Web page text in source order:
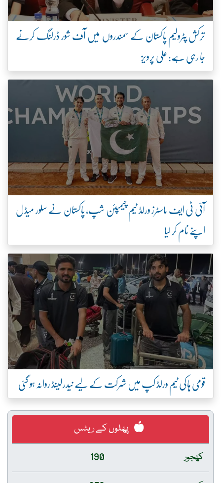
ترکش پٹرولیم پاکستان کے سمندروں میں آف شور ڈرلنگ کرنے
جا رہی ہے: علی پرویز
آئی ٹی ایف ماسٹرز ورلڈ ٹیم چیمپئن شپ، پاکستان نے سلور میڈل
اپنے نام کر لیا
قومی ہاکی ٹیم ورلڈ کپ میں شرکت کے لیے نیدرلینڈ روانہ ہو گئی
پھلوں کے ریٹس
کھجور
190